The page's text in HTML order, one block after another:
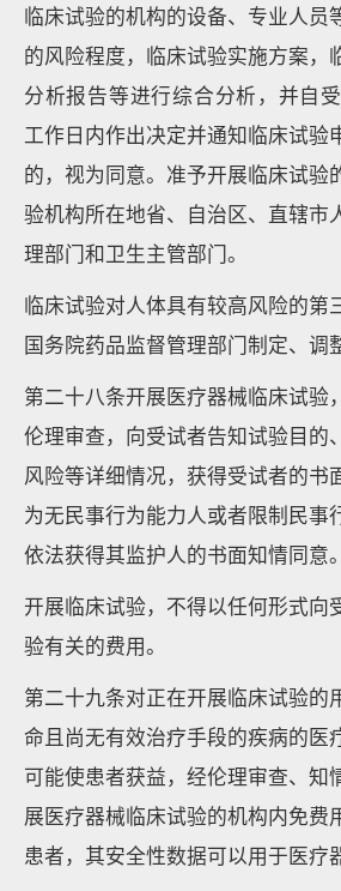
临床试验的机构的设备、专业人员
的风险程度，临床试验实施方案，
分析报告等进行综合分析，并自
工作日内作出决定并通知临床试验
的，视为同意。准予开展临床试验
验机构所在地省、自治区、直辖市
理部门和卫生主管部门。
临床试验对人体具有较高风险的第
国务院药品监督管理部门制定、调
第二十八条开展医疗器械临床试验
伦理审查，向受试者告知试验目的
风险等详细情况，获得受试者的书
为无民事行为能力人或者限制民事
依法获得其监护人的书面知情同意。
开展临床试验，不得以任何形式向
验有关的费用。
第二十九条对正在开展临床试验的
命且尚无有效治疗手段的疾病的医
可能使患者获益，经伦理审查、知
展医疗器械临床试验的机构内免费
患者，其安全性数据可以用于医疗